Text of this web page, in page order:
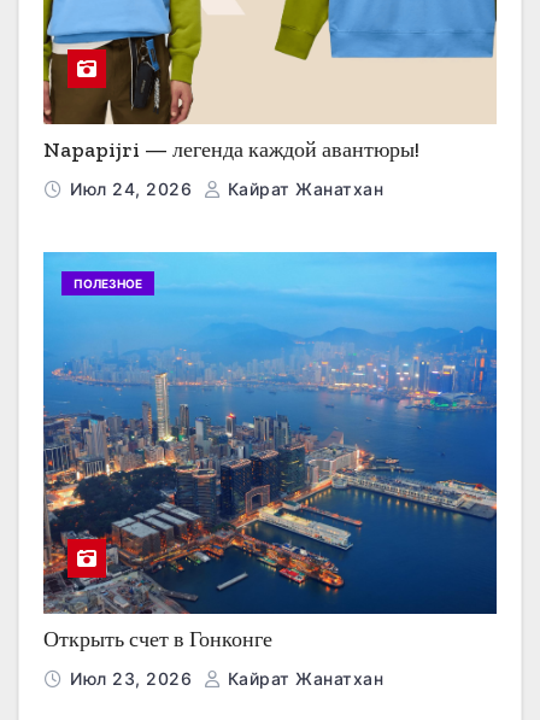
Napapijri — легенда каждой авантюры!
Июл 24, 2026 Кайрат Жанатхан
ПОЛЕЗНОЕ
Открыть счет в Гонконге
Июл 23, 2026 Кайрат Жанатхан